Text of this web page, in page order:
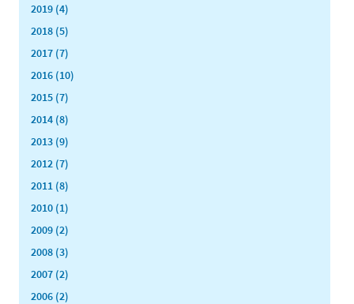
2019 (4)
2018 (5)
2017 (7)
2016 (10)
2015 (7)
2014 (8)
2013 (9)
2012 (7)
2011 (8)
2010 (1)
2009 (2)
2008 (3)
2007 (2)
2006 (2)